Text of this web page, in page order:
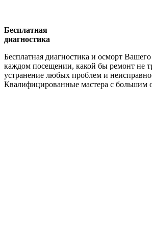
Бесплатная
диагностика
Бесплатная диагностика и осморт
каждом посещении, какой бы ремонт не
устранение любых проблем и
Квалифицированные мастера с большим